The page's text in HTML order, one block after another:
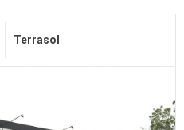
Terrasol